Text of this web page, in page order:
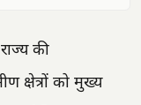
की
क्षेत्रों को मुख्य